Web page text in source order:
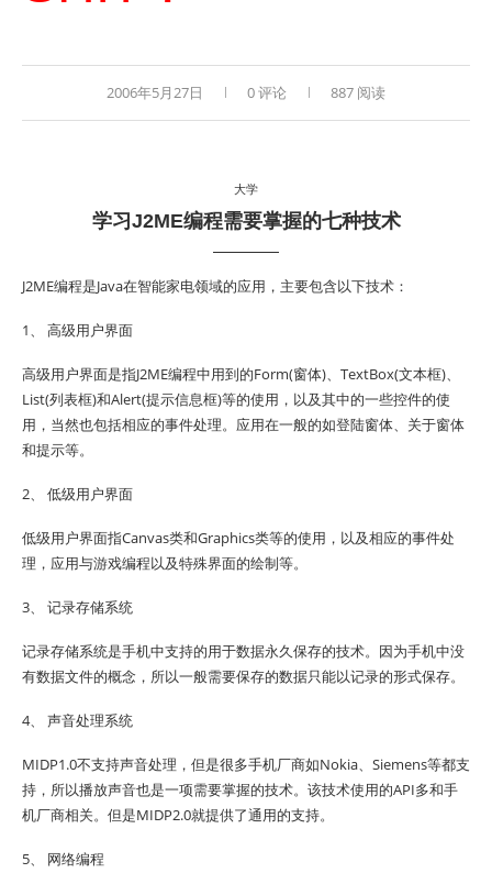
2006年5月27日 0 评论 887 阅读
大学
学习J2ME编程需要掌握的七种技术
J2ME编程是Java在智能家电领域的应用，主要包含以下技术：
1、 高级用户界面
高级用户界面是指J2ME编程中用到的Form(窗体)、TextBox(文本框)、
List(列表框)和Alert(提示信息框)等的使用，以及其中的一些控件的使
用，当然也包括相应的事件处理。应用在一般的如登陆窗体、关于窗体
和提示等。
2、 低级用户界面
低级用户界面指Canvas类和Graphics类等的使用，以及相应的事件处
理，应用与游戏编程以及特殊界面的绘制等。
3、 记录存储系统
记录存储系统是手机中支持的用于数据永久保存的技术。因为手机中没
有数据文件的概念，所以一般需要保存的数据只能以记录的形式保存。
4、 声音处理系统
MIDP1.0不支持声音处理，但是很多手机厂商如Nokia、Siemens等都支
持，所以播放声音也是一项需要掌握的技术。该技术使用的API多和手
机厂商相关。但是MIDP2.0就提供了通用的支持。
5、 网络编程